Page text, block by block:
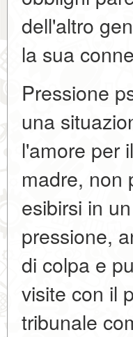
dell'altro
la sua
Pressione
una
l'amore per
madre, non
esibirsi in
pressione,
di colpa e
visite con il
tribunale